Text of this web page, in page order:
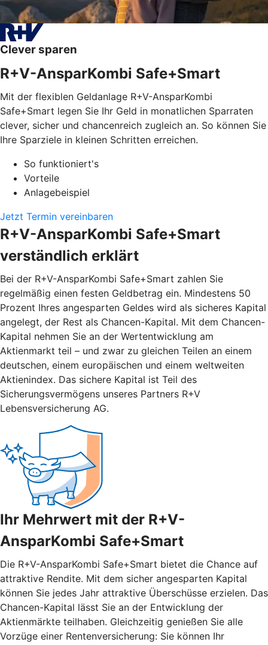
Clever sparen
R+V-AnsparKombi Safe+Smart
Mit der flexiblen Geldanlage R+V-AnsparKombi
Safe+Smart legen Sie Ihr Geld in monatlichen Sparraten
clever, sicher und chancenreich zugleich an. So können Sie
Ihre Sparziele in kleinen Schritten erreichen.
So funktioniert's
Vorteile
Anlagebeispiel
Jetzt Termin vereinbaren
R+V-AnsparKombi Safe+Smart
verständlich erklärt
Bei der R+V-AnsparKombi Safe+Smart zahlen Sie
regelmäßig einen festen Geldbetrag ein. Mindestens 50
Prozent Ihres angesparten Geldes wird als sicheres Kapital
angelegt, der Rest als Chancen-Kapital. Mit dem Chancen-
Kapital nehmen Sie an der Wertentwicklung am
Aktienmarkt teil – und zwar zu gleichen Teilen an einem
deutschen, einem europäischen und einem weltweiten
Aktienindex. Das sichere Kapital ist Teil des
Sicherungsvermögens unseres Partners R+V
Lebensversicherung AG.
Ihr Mehrwert mit der R+V-
AnsparKombi Safe+Smart
Die R+V-AnsparKombi Safe+Smart bietet die Chance auf
attraktive Rendite. Mit dem sicher angesparten Kapital
können Sie jedes Jahr attraktive Überschüsse erzielen. Das
Chancen-Kapital lässt Sie an der Entwicklung der
Aktienmärkte teilhaben. Gleichzeitig genießen Sie alle
Vorzüge einer Rentenversicherung: Sie können Ihr